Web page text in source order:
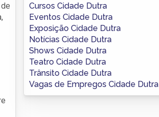
Cursos Cidade Dutra
Eventos Cidade Dutra
Exposição Cidade Dutra
Notícias Cidade Dutra
Shows Cidade Dutra
Teatro Cidade Dutra
Trânsito Cidade Dutra
Vagas de Empregos Cidade Dutra